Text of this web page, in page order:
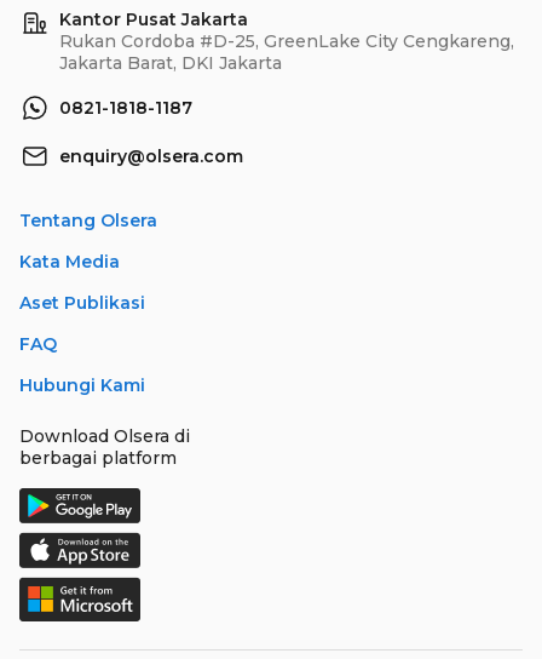
Kantor Pusat Jakarta
Rukan Cordoba #D-25, GreenLake City Cengkareng,
Jakarta Barat, DKI Jakarta
0821-1818-1187
enquiry@olsera.com
Tentang Olsera
Kata Media
Aset Publikasi
FAQ
Hubungi Kami
Download Olsera di
berbagai platform